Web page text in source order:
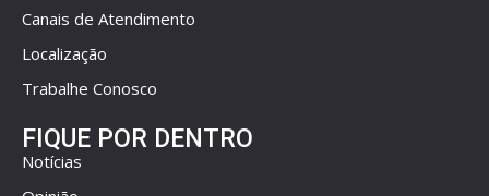
Canais de Atendimento
Localização
Trabalhe Conosco
FIQUE POR DENTRO
Notícias